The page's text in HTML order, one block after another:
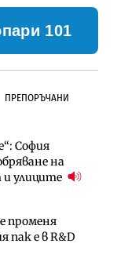
101
ПРЕПОРЪЧАНИ
София
на
улиците
променя
пак е в R&D
на
бул.
под
с
под
с
за
Italy